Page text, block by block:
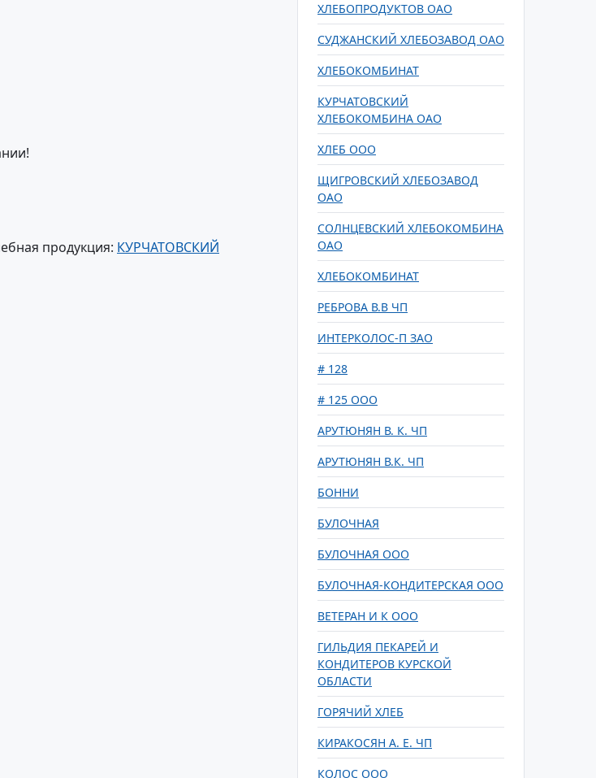
продукция: КУРЧАТОВСКИЙ
ХЛЕБОПРОДУКТОВ ОАО
СУДЖАНСКИЙ ХЛЕБОЗАВОД ОАО
ХЛЕБОКОМБИНАТ
КУРЧАТОВСКИЙ
ХЛЕБОКОМБИНА ОАО
ХЛЕБ ООО
ЩИГРОВСКИЙ ХЛЕБОЗАВОД
ОАО
СОЛНЦЕВСКИЙ ХЛЕБОКОМБИНА
ОАО
ХЛЕБОКОМБИНАТ
РЕБРОВА В.В ЧП
ИНТЕРКОЛОС-П ЗАО
# 128
# 125 ООО
АРУТЮНЯН В. К. ЧП
АРУТЮНЯН В.К. ЧП
БОННИ
БУЛОЧНАЯ
БУЛОЧНАЯ ООО
БУЛОЧНАЯ-КОНДИТЕРСКАЯ ООО
ВЕТЕРАН И К ООО
ГИЛЬДИЯ ПЕКАРЕЙ И
КОНДИТЕРОВ КУРСКОЙ
ОБЛАСТИ
ГОРЯЧИЙ ХЛЕБ
КИРАКОСЯН А. Е. ЧП
КОЛОС ООО